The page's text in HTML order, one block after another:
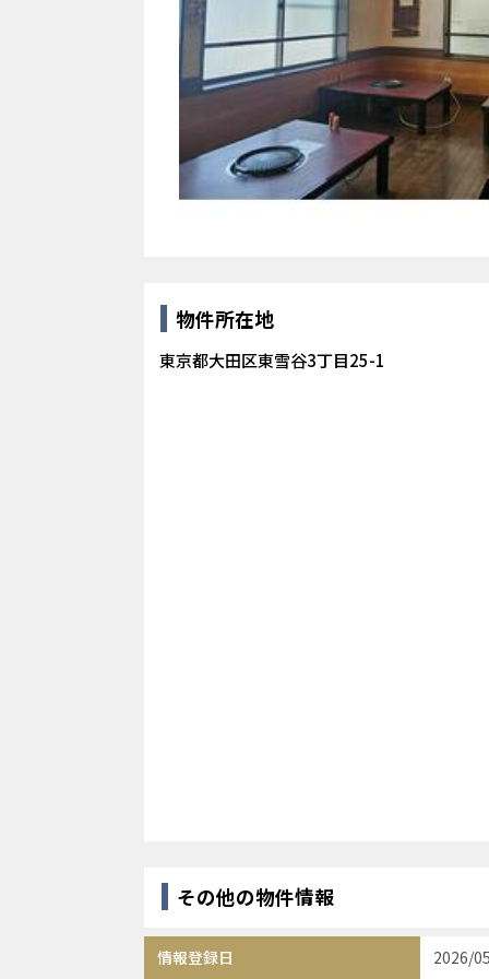
物件所在地
東京都大田区東雪谷3丁目25-1
その他の物件情報
情報登録日 2026/